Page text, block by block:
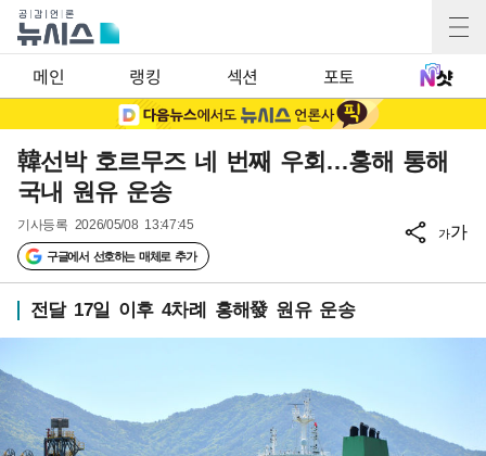
메인 랭킹 섹션 포토
韓선박 호르무즈 네 번째 우회…홍해 통해
국내 원유 운송
기사등록 2026/05/08 13:47:45
구글에서 선호하는 매체로 추가
가가
전달 17일 이후 4차례 홍해發 원유 운송